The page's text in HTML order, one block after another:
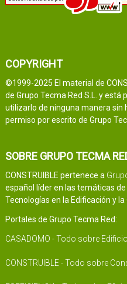
COPYRIGHT
©1999-2025 El material de
de Grupo Tecma Red S.L. y
utilizarlo de ninguna manera sin
permiso por escrito de Grupo
SOBRE GRUPO TECMA
CONSTRUIBLE pertenece a
español líder en las temáticas
Tecnologías en la Edificación y la
Portales de Grupo Tecma Red:
CASADOMO - Todo sobre
CONSTRUIBLE - Todo sobre